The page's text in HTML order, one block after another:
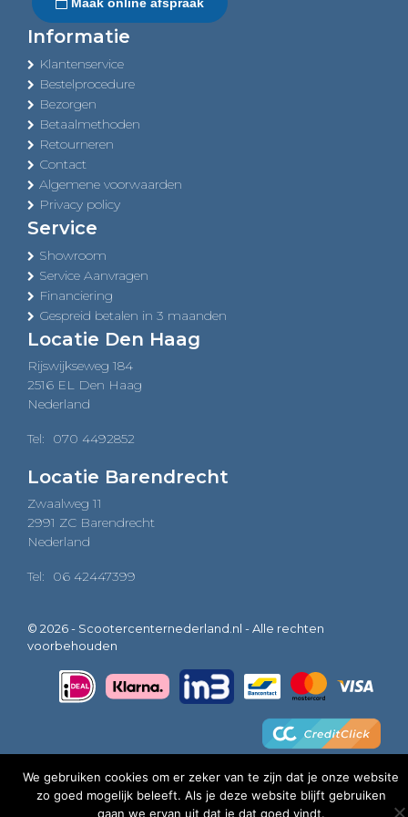
Informatie
Klantenservice
Bestelprocedure
Bezorgen
Betaalmethoden
Retourneren
Contact
Algemene voorwaarden
Privacy policy
Service
Showroom
Service Aanvragen
Financiering
Gespreid betalen in 3 maanden
Locatie Den Haag
Rijswijkseweg 184
2516 EL Den Haag
Nederland
Tel: 070 4492852
Locatie Barendrecht
Zwaalweg 11
2991 ZC Barendrecht
Nederland
Tel: 06 42447399
© 2026 - Scootercenternederland.nl - Alle rechten
voorbehouden
We gebruiken cookies om er zeker van te zijn dat je onze website
zo goed mogelijk beleeft. Als je deze website blijft gebruiken
gaan we ervan uit dat je dat goed vindt.